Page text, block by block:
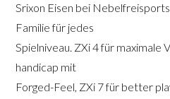
Srixon Eisen bei
Familie für jedes
Spielniveau. ZXi 4 für maximale
handicap mit
Forged-Feel, ZXi 7 für better